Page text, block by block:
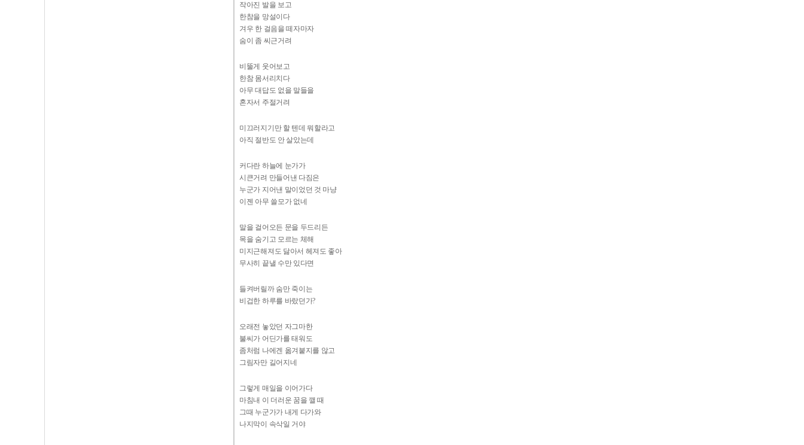
작아진 발을 보고
한참을 망설이다
겨우 한 걸음을 떼자마자
숨이 좀 씨근거려
비뚤게 웃어보고
한참 몸서리치다
아무 대답도 없을 말들을
혼자서 주절거려
미끄러지기만 할 텐데 뭐할라고
아직 절반도 안 살았는데
커다란 하늘에 눈가가
시큰거려 만들어낸 다짐은
누군가 지어낸 말이었던 것 마냥
이젠 아무 쓸모가 없네
말을 걸어오든 문을 두드리든
목을 숨기고 모르는 체해
미지근해져도 닳아서 헤져도 좋아
무사히 끝낼 수만 있다면
들켜버릴까 숨만 죽이는
비겁한 하루를 바랐던가?
오래전 놓았던 자그마한
불씨가 어딘가를 태워도
좀처럼 나에겐 옮겨붙지를 않고
그림자만 길어지네
그렇게 매일을 이어가다
마침내 이 더러운 꿈을 깰 때
그때 누군가가 내게 다가와
나지막이 속삭일 거야